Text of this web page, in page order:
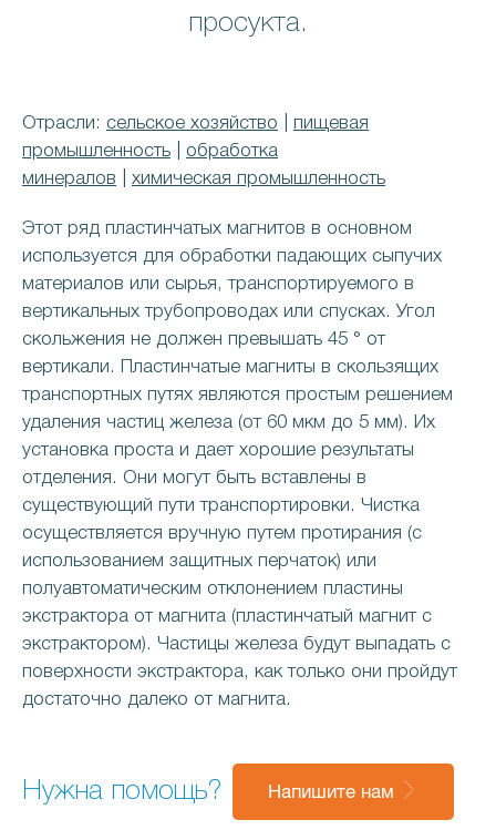
просукта.
Отрасли: сельское хозяйство
пищевая
промышленность
обработка
минералов
химическая промышленность
Этот ряд пластинчатых магнитов в основном
используется для обработки падающих сыпучих
материалов или сырья, транспортируемого в
вертикальных трубопроводах или спусках. Угол
скольжения не должен превышать 45 ° от
вертикали. Пластинчатые магниты в скользящих
транспортных путях являются простым решением
удаления частиц железа (от 60 мкм до 5 мм). Их
установка проста и дает хорошие результаты
отделения. Они могут быть вставлены в
существующий пути транспортировки. Чистка
осуществляется вручную путем протирания (с
использованием защитных перчаток) или
полуавтоматическим отклонением пластины
экстрактора от магнита (пластинчатый магнит с
экстрактором). Частицы железа будут выпадать с
поверхности экстрактора, как только они пройдут
достаточно далеко от магнита.
Нужна помощь? Напишите нам